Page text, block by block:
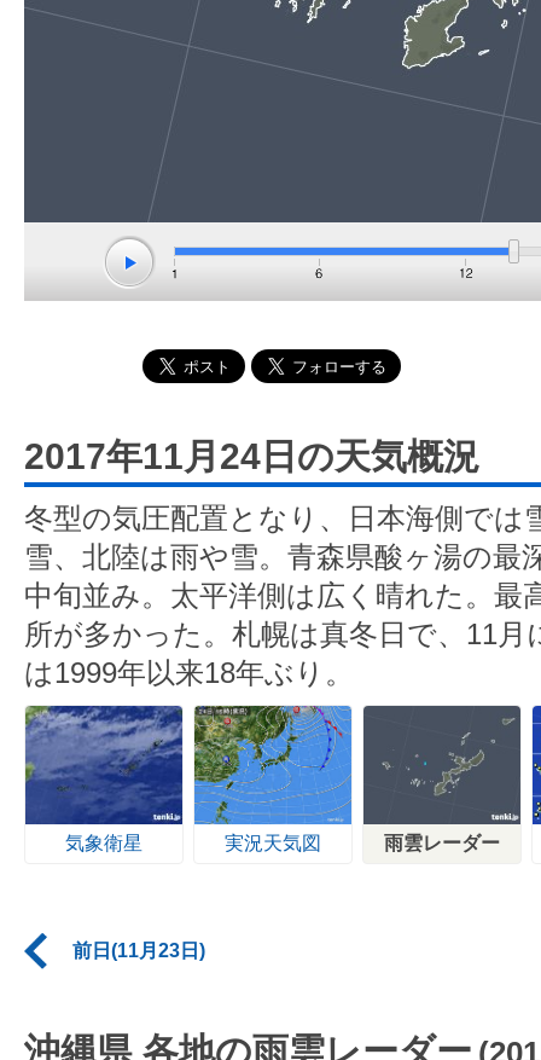
2017年11月24日の天気概況
冬型の気圧配置となり、日本海側では
雪、北陸は雨や雪。青森県酸ヶ湯の最
中旬並み。太平洋側は広く晴れた。最
所が多かった。札幌は真冬日で、11
は1999年以来18年ぶり。
気象衛星 実況天気図 雨雲レーダー
前日(11月23日)
沖縄県 各地の雨雲レーダー